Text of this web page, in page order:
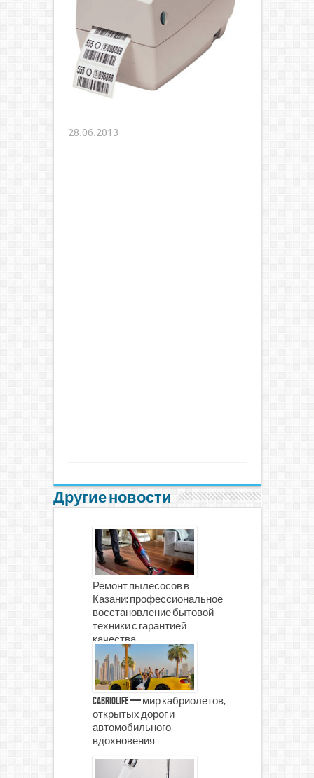
28.06.2013
Другие новости
Ремонт пылесосов в
Казани: профессиональное
восстановление бытовой
техники с гарантией
качества
CabrioLife — мир кабриолетов,
открытых дорог и
автомобильного
вдохновения